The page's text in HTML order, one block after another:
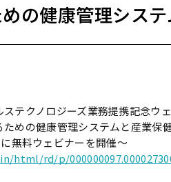
の健康管理システ
ステクノロジーズ業務提携記念
めの健康管理システムと産業保健
無料ウェビナーを開催〜
html/rd/p/